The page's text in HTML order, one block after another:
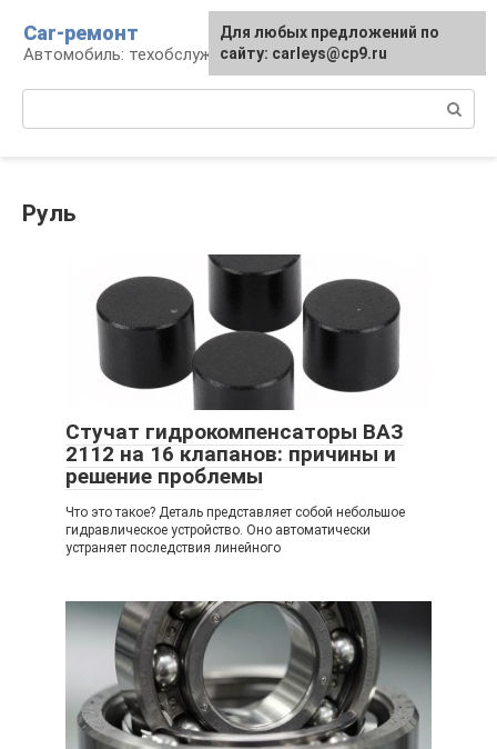
контенту
Car-ремонт
Автомобиль: техобслуживание и ремонт
Руль
Стучат гидрокомпенсаторы ВАЗ
2112 на 16 клапанов: причины и
решение проблемы
Что это такое? Деталь представляет собой небольшое
гидравлическое устройство. Оно автоматически
устраняет последствия линейного
Для любых предложений по
сайту: carleys@cp9.ru